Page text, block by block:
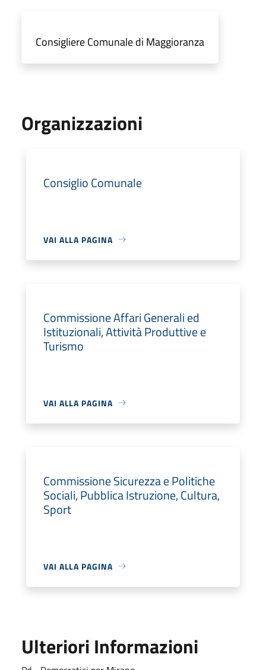
Consigliere Comunale di Maggioranza
Organizzazioni
Consiglio Comunale
VAI ALLA PAGINA
Commissione Affari Generali ed
Istituzionali, Attività Produttive e
Turismo
VAI ALLA PAGINA
Commissione Sicurezza e Politiche
Sociali, Pubblica Istruzione, Cultura,
Sport
VAI ALLA PAGINA
Ulteriori Informazioni